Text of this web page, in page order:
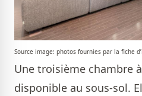
Source image: photos fournies par la fiche
Une troisième chambre
disponible au sous-sol.